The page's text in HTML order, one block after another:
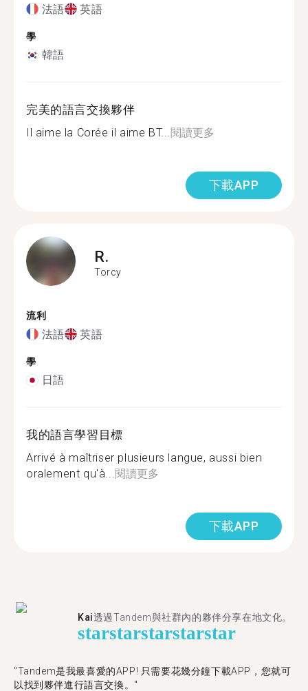
法語 英語
學
韓語
完美的語言交換夥伴
Il aime la Corée il aime BT...閱讀更多
下載APP
R.
Torcy
流利
法語 英語
學
日語
我的語言學習目標
Arrivé à maîtriser plusieurs langue, aussi bien
oralement qu'à...閱讀更多
下載APP
Kai透過Tandem與社群內的夥伴分享在地文化。
starstarstarstarstar
"Tandem是我最喜愛的APP! 只需要花幾分鐘下載APP，您就可
以找到夥伴進行語言交換。"